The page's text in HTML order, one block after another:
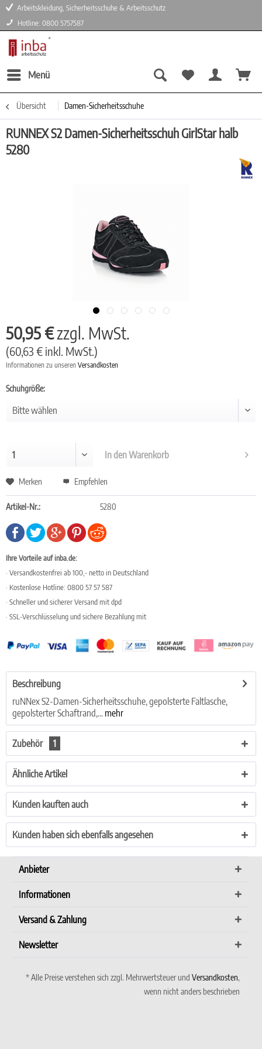
Arbeitskleidung, Sicherheitsschuhe & Arbeitsschutz
Hotline: 0800 5757587
Menü
Übersicht Damen-Sicherheitsschuhe
RUNNEX S2 Damen-Sicherheitsschuh GirlStar halb
5280
50,95 €zzgl. MwSt.
(60,63 € inkl. MwSt.)
Informationen zu unseren Versandkosten
Schuhgröße:
In denWarenkorb
Merken Empfehlen
Artikel-Nr.: 5280
Ihre Vorteile auf inba.de:
· Versandkostenfrei ab 100,- netto in Deutschland
· Kostenlose Hotline: 0800 57 57 587
· Schneller und sicherer Versand mit dpd
· SSL-Verschlüsselung und sichere Bezahlung mit
Beschreibung
ruNNex S2-Damen-Sicherheitsschuhe, gepolsterte Faltlasche,
gepolsterter Schaftrand,... mehr
Zubehör 1
Ähnliche Artikel
Kunden kauften auch
Kunden haben sich ebenfalls angesehen
Anbieter
Informationen
Versand & Zahlung
Newsletter
* Alle Preise verstehen sich zzgl. Mehrwertsteuer und Versandkosten,
wenn nicht anders beschrieben